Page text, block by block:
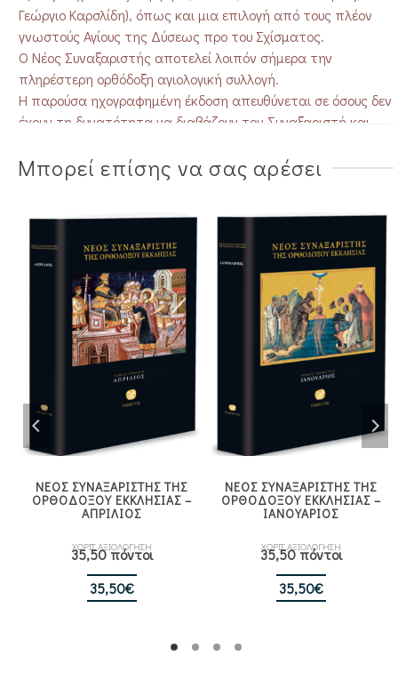
Γεώργιο Καρσλίδη), όπως και μια επιλογή από τους πλέον
γνωστούς Αγίους της Δύσεως προ του Σχίσματος.
Ο Νέος Συναξαριστής αποτελεί λοιπόν σήμερα την
πληρέστερη ορθόδοξη αγιολογική συλλογή.
Η παρούσα ηχογραφημένη έκδοση απευθύνεται σε όσους δεν
έχουν τη δυνατότητα να διαβάζουν τον Συναξαριστή και
με τους εν ουρανό φίλους και προστάτες μας, ώστε να
γίνουν έτσι συμπολίτες των Αγίων και οικείοι του Θεού.
Μπορεί επίσης να σας αρέσει
ΝΕΟΣ ΣΥΝΑΞΑΡΙΣΤΗΣ ΤΗΣ
ΟΡΘΟΔΟΞΟΥ ΕΚΚΛΗΣΙΑΣ –
ΑΠΡΙΛΙΟΣ
ΧΩΡΙΣ ΑΞΙΟΛΟΓΗΣΗ
35,50 πόντοι
35,50€
ΝΕΟΣ ΣΥΝΑΞΑΡΙΣΤΗΣ ΤΗΣ
ΟΡΘΟΔΟΞΟΥ ΕΚΚΛΗΣΙΑΣ –
ΙΑΝΟΥΑΡΙΟΣ
ΧΩΡΙΣ ΑΞΙΟΛΟΓΗΣΗ
35,50 πόντοι
35,50€